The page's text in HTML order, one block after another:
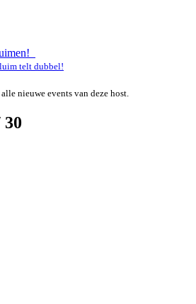
telt dubbel!
nieuwe events van deze host.
30